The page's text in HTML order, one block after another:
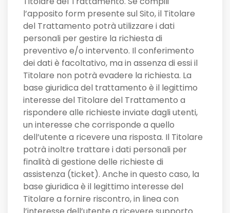
l’apposito form presente sul Sito, il Titolare
del Trattamento potrà utilizzare i dati
personali per gestire la richiesta di
preventivo e/o intervento. Il conferimento
dei dati è facoltativo, ma in assenza di essi il
Titolare non potrà evadere la richiesta. La
base giuridica del trattamento è il legittimo
interesse del Titolare del Trattamento a
rispondere alle richieste inviate dagli utenti,
un interesse che corrisponde a quello
dell’utente a ricevere una risposta. Il Titolare
potrà inoltre trattare i dati personali per
finalità di gestione delle richieste di
assistenza (ticket). Anche in questo caso, la
base giuridica è il legittimo interesse del
Titolare a fornire riscontro, in linea con